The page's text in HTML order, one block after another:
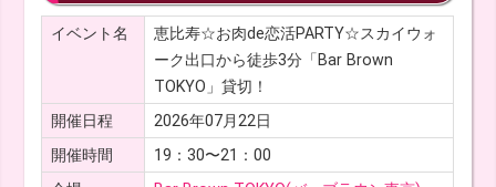
イベント名
恵比寿☆お肉de恋活PARTY☆スカイウォ
ーク出口から徒歩3分「Bar Brown
TOKYO」貸切！
開催日程
2026年07月22日
開催時間
19：30〜21：00